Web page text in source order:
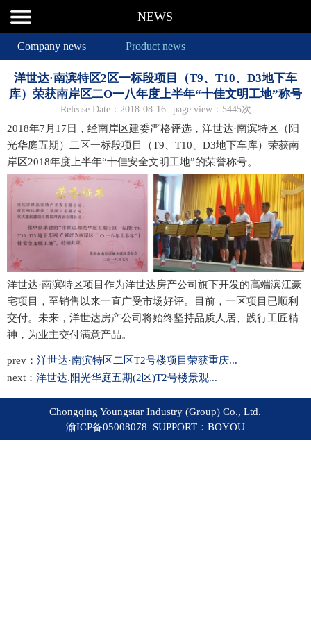
NEWS
Company news Product news
洋世达·南滨特区2区一标段项目（T9、T10、D3地下车
库）荣获南岸区二O一八年度上半年“十佳文明工地”称号
Release Date：2018-08-16 page view：5445次
2018年7月17日，经南岸区建委严格评选，洋世达·南滨特区（阳
光华庭五期）二区一标段项目（T9、T10、D3地下车库）荣获南
岸区2018年度上半年“十佳安全文明工地”的荣誉称号。
洋世达·南滨特区项目作为洋世达房产公司旗下开发的高端滨江豪
宅项目，至销售以来一直广受市场好评。目前，一区项目已顺利
交付。未来，洋世达房产公司将始终坚持品质人居、践行工匠精
神，为业主交付满意产品。
prev： 洋世达·南滨特区二区T2号楼项目荣获重庆...
next： 洋世达.阳光华庭五期(2区)T2号楼景观...
Chongqing Youngstar Industry (Group) Co., Ltd.
渝ICP备05008078 SUPPORT： BOYOU